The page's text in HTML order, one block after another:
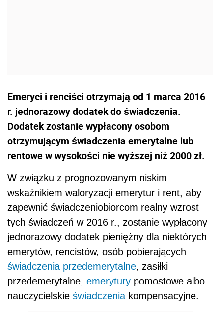
Emeryci i renciści otrzymają od 1 marca 2016
r. jednorazowy dodatek do świadczenia.
Dodatek zostanie wypłacony osobom
otrzymującym świadczenia emerytalne lub
rentowe w wysokości nie wyższej niż 2000 zł.
W związku z prognozowanym niskim
wskaźnikiem waloryzacji emerytur i rent, aby
zapewnić świadczeniobiorcom realny wzrost
tych świadczeń w 2016 r., zostanie wypłacony
jednorazowy dodatek pieniężny dla niektórych
emerytów, rencistów, osób pobierających
świadczenia przedemerytalne, zasiłki
przedemerytalne, emerytury pomostowe albo
nauczycielskie świadczenia kompensacyjne.